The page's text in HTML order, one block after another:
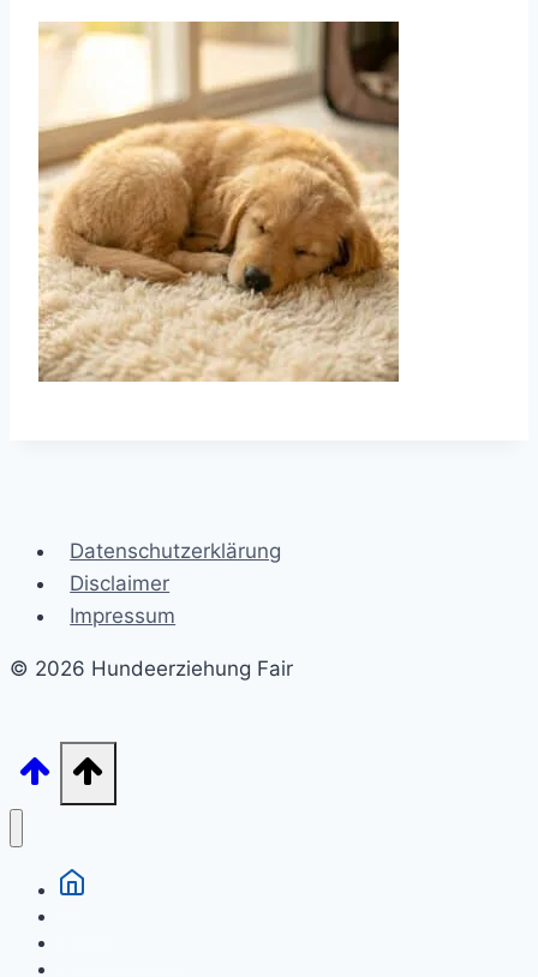
Datenschutzerklärung
Disclaimer
Impressum
© 2026 Hundeerziehung Fair